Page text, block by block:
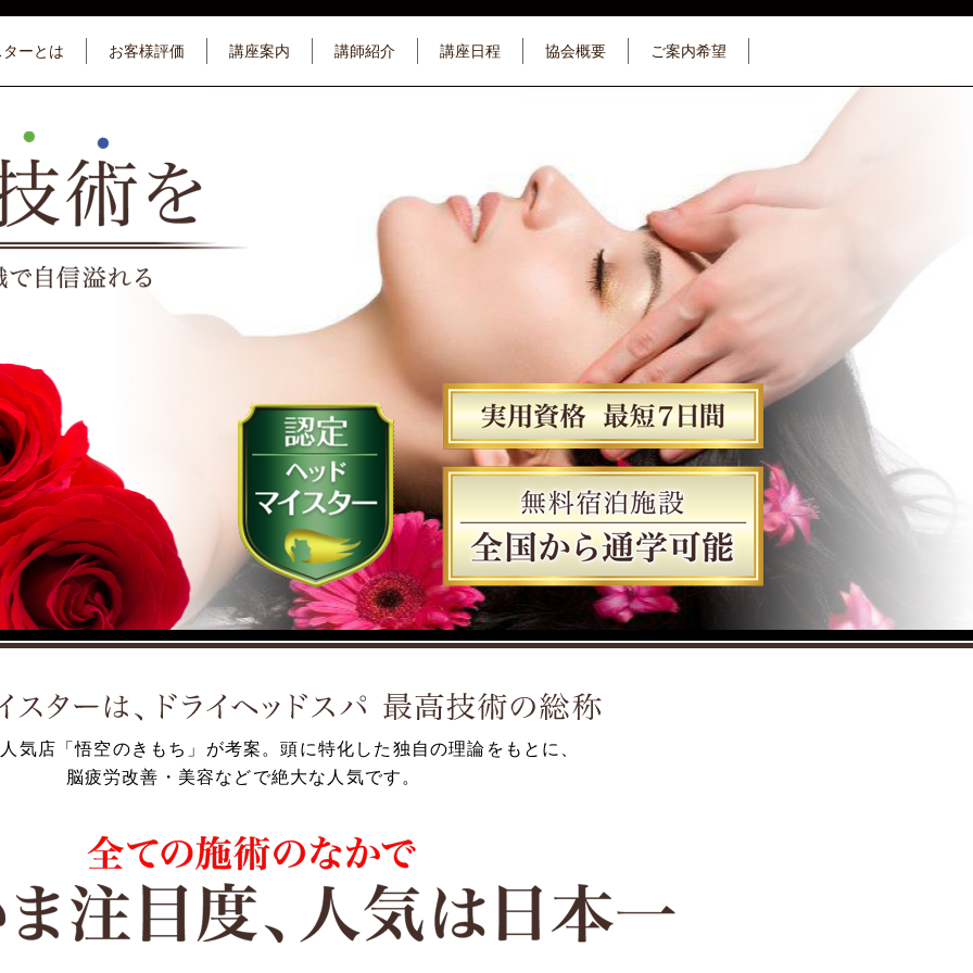
ーとは お客様評価 講座案内 講師紹介 講座日程 協会概要 ご案内希望
気店「悟空のきもち」が考案。頭に特化した独自の理論をもとに、
脳疲労改善・美容などで絶大な人気です。